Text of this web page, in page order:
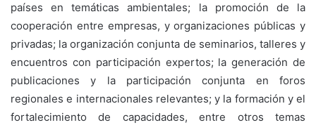
países en temáticas ambientales; la promoción de la
cooperación entre empresas, y organizaciones públicas y
privadas; la organización conjunta de seminarios, talleres y
encuentros con participación expertos; la generación de
publicaciones y la participación conjunta en foros
regionales e internacionales relevantes; y la formación y el
fortalecimiento de capacidades, entre otros temas